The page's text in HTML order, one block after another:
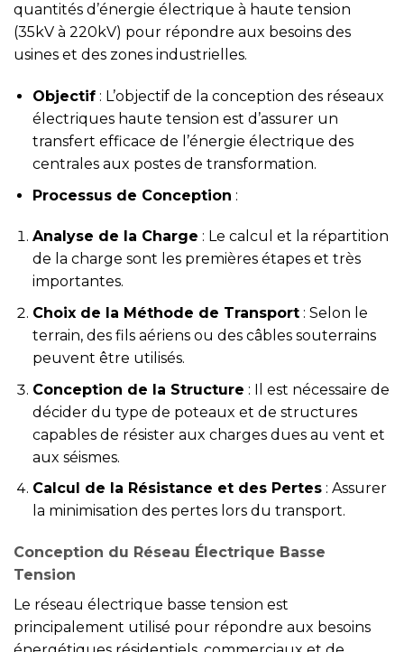
quantités d’énergie électrique à haute tension
(35kV à 220kV) pour répondre aux besoins des
usines et des zones industrielles.
Objectif: L’objectif de la conception des réseaux
électriques haute tension est d’assurer un
transfert efficace de l’énergie électrique des
centrales aux postes de transformation.
Processus de Conception :
Analyse de la Charge : Le calcul et la répartition
de la charge sont les premières étapes et très
importantes.
Choix de la Méthode de Transport: Selon le
terrain, des fils aériens ou des câbles souterrains
peuvent être utilisés.
Conception de la Structure : Il est nécessaire de
décider du type de poteaux et de structures
capables de résister aux charges dues au vent et
aux séismes.
Calcul de la Résistance et des Pertes: Assurer
la minimisation des pertes lors du transport.
Conception du Réseau Électrique Basse
Tension
Le réseau électrique basse tension est
principalement utilisé pour répondre aux besoins